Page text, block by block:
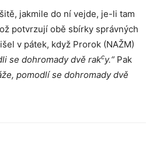
jakmile do ní vejde, je-li tam
potvrzují obě sbírky správných
v pátek, když Prorok (NAŽM)
se dohromady dvě rakcy.“Pak
pomodlí se dohromady dvě